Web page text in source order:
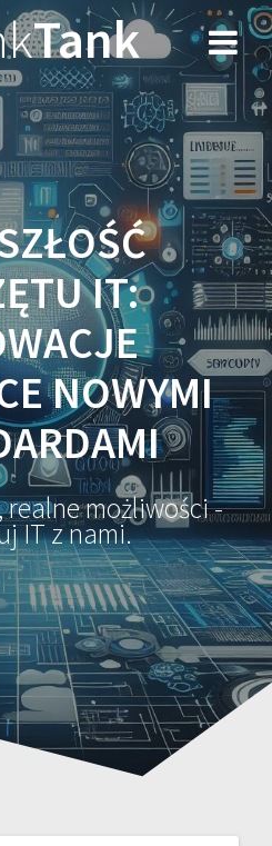
Przejdź
do
treści
Tank
IT:
NOWYMI
możliwości -
IT z nami.